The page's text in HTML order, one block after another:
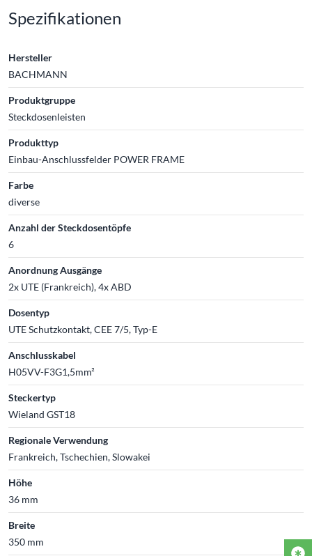
Spezifikationen
Hersteller
BACHMANN
Produktgruppe
Steckdosenleisten
Produkttyp
Einbau-Anschlussfelder POWER FRAME
Farbe
diverse
Anzahl der Steckdosentöpfe
6
Anordnung Ausgänge
2x UTE (Frankreich), 4x ABD
Dosentyp
UTE Schutzkontakt, CEE 7/5, Typ-E
Anschlusskabel
H05VV-F3G1,5mm²
Steckertyp
Wieland GST18
Regionale Verwendung
Frankreich, Tschechien, Slowakei
Höhe
36 mm
Breite
350 mm